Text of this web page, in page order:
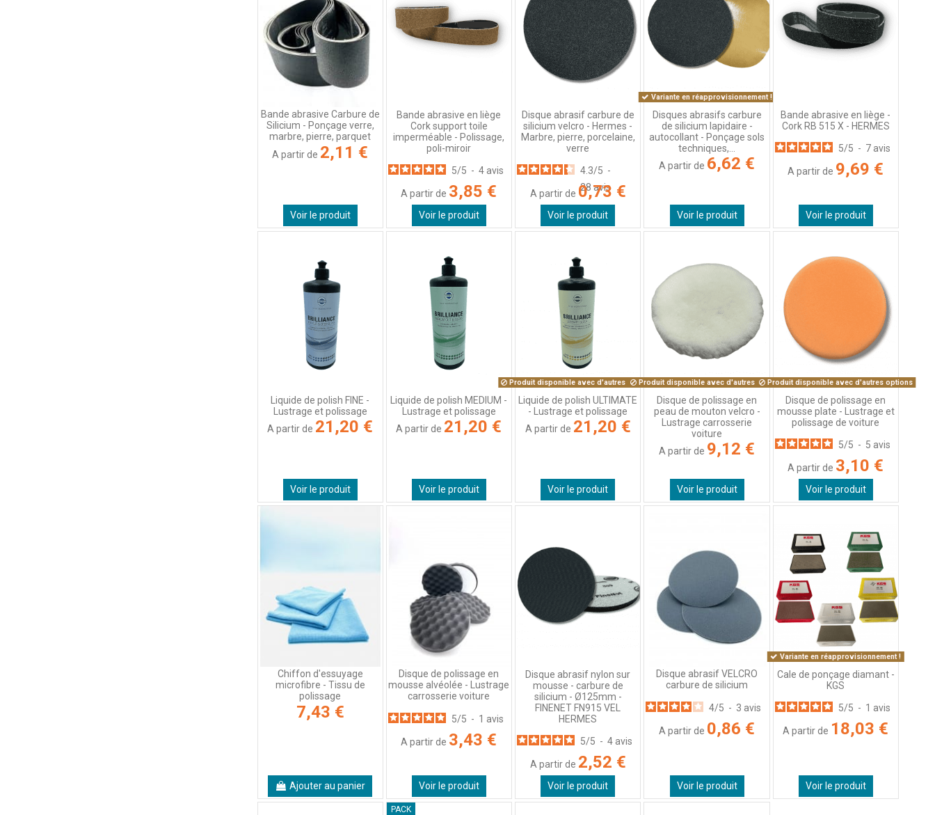
Bande abrasive Carbure de
Silicium - Ponçage verre,
marbre, pierre, parquet
A partir de 2,11 €
Voir le produit
Bande abrasive en liège
Cork support toile
imperméable - Polissage,
poli-miroir
5/5 - 4 avis
A partir de 3,85 €
Voir le produit
Disque abrasif carbure de
silicium velcro - Hermes -
Marbre, pierre, porcelaine,
verre
4.3/5 -
28avis
A partir de 0,73 €
Voir le produit
Variante en réapprovisionnement !
Disques abrasifs carbure
de silicium lapidaire -
autocollant - Ponçage sols
techniques,...
A partir de 6,62 €
Voir le produit
Bande abrasive en liège -
Cork RB 515 X - HERMES
5/5 - 7 avis
A partir de 9,69 €
Voir le produit
Liquide de polish FINE -
Lustrage et polissage
A partir de 21,20 €
Voir le produit
Liquide de polish MEDIUM -
Lustrage et polissage
A partir de 21,20 €
Voir le produit
Produit disponible avec d'autres options
Liquide de polish ULTIMATE
- Lustrage et polissage
A partir de 21,20 €
Voir le produit
Produit disponible avec d'autres options
Disque de polissage en
peau de mouton velcro -
Lustrage carrosserie
voiture
A partir de 9,12 €
Voir le produit
Produit disponible avec d'autres options
Disque de polissage en
mousse plate - Lustrage et
polissage de voiture
5/5 - 5 avis
A partir de 3,10 €
Voir le produit
Chiffon d'essuyage
microfibre - Tissu de
polissage
7,43 €
Ajouter au panier
Disque de polissage en
mousse alvéolée - Lustrage
carrosserie voiture
5/5 - 1 avis
A partir de 3,43 €
Voir le produit
Disque abrasif nylon sur
mousse - carbure de
silicium - Ø125mm -
FINENET FN915 VEL
HERMES
5/5 - 4 avis
A partir de 2,52 €
Voir le produit
Disque abrasif VELCRO
carbure de silicium
4/5 - 3 avis
A partir de 0,86 €
Voir le produit
Variante en réapprovisionnement !
Cale de ponçage diamant -
KGS
5/5 - 1 avis
A partir de 18,03 €
Voir le produit
PACK